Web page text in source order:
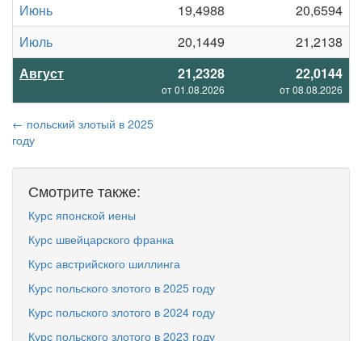
Июнь
19,4988
20,6594
Июль
20,1449
21,2138
Август
21,2328
от 01.08.2026
22,0144
от 08.08.2026
← польский злотый в 2025
году
Смотрите также:
Курс японской иены
Курс швейцарского франка
Курс австрийского шиллинга
Курс польского злотого в 2025 году
Курс польского злотого в 2024 году
Курс польского злотого в 2023 году